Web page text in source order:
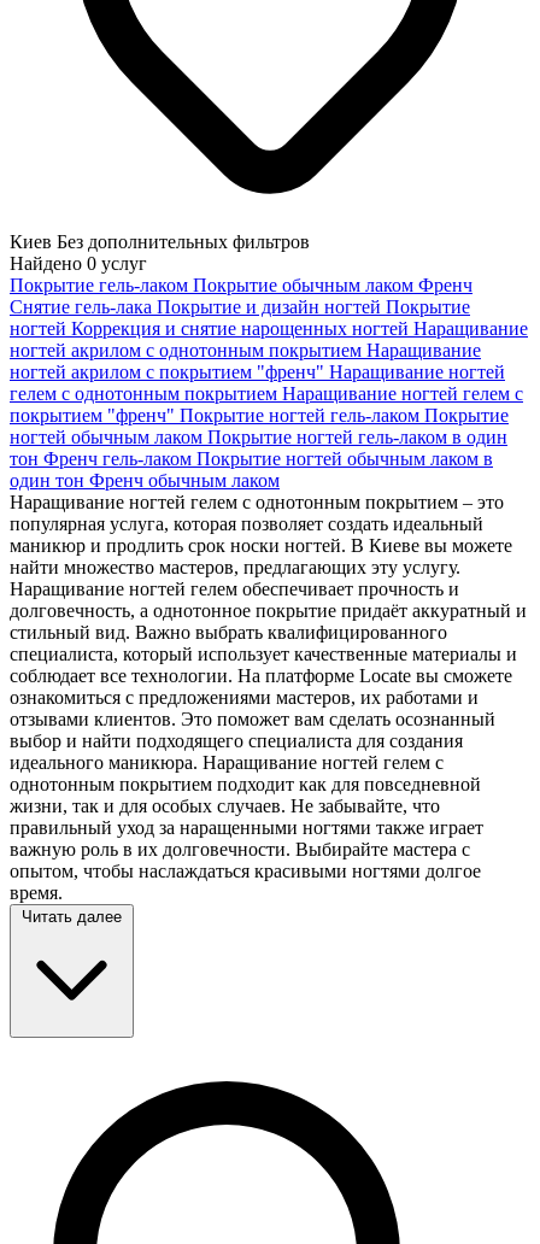
Киев Без дополнительных фильтров
Найдено 0 услуг
Покрытие гель-лаком Покрытие обычным лаком Френч
Снятие гель-лака Покрытие и дизайн ногтей Покрытие
ногтей Коррекция и снятие нарощенных ногтей Наращивание
ногтей акрилом с однотонным покрытием Наращивание
ногтей акрилом с покрытием "френч" Наращивание ногтей
гелем с однотонным покрытием Наращивание ногтей гелем с
покрытием "френч" Покрытие ногтей гель-лаком Покрытие
ногтей обычным лаком Покрытие ногтей гель-лаком в один
тон Френч гель-лаком Покрытие ногтей обычным лаком в
один тон Френч обычным лаком
Наращивание ногтей гелем с однотонным покрытием – это
популярная услуга, которая позволяет создать идеальный
маникюр и продлить срок носки ногтей. В Киеве вы можете
найти множество мастеров, предлагающих эту услугу.
Наращивание ногтей гелем обеспечивает прочность и
долговечность, а однотонное покрытие придаёт аккуратный и
стильный вид. Важно выбрать квалифицированного
специалиста, который использует качественные материалы и
соблюдает все технологии. На платформе Locate вы сможете
ознакомиться с предложениями мастеров, их работами и
отзывами клиентов. Это поможет вам сделать осознанный
выбор и найти подходящего специалиста для создания
идеального маникюра. Наращивание ногтей гелем с
однотонным покрытием подходит как для повседневной
жизни, так и для особых случаев. Не забывайте, что
правильный уход за наращенными ногтями также играет
важную роль в их долговечности. Выбирайте мастера с
опытом, чтобы наслаждаться красивыми ногтями долгое
время.
Читать далее